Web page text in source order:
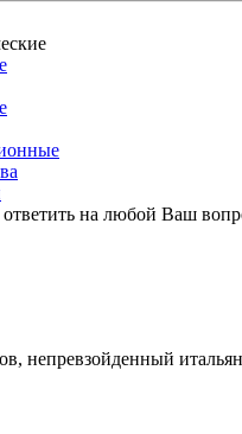
на любой Ваш
непревзойденный